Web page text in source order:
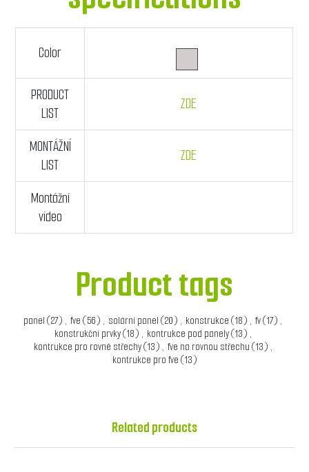
Color
PRODUCT
LIST
ZDE
MONTÁŽNÍ
LIST
ZDE
Montážní
video
Product tags
panel (27) , fve (56) , solární panel (20) , konstrukce (18) , fv(17) ,
konstrukční prvky(18) , kontrukce pod panely(13) ,
kontrukce pro rovné střechy(13) , fve na rovnou střechu (13) ,
kontrukce pro fve (13)
Related products